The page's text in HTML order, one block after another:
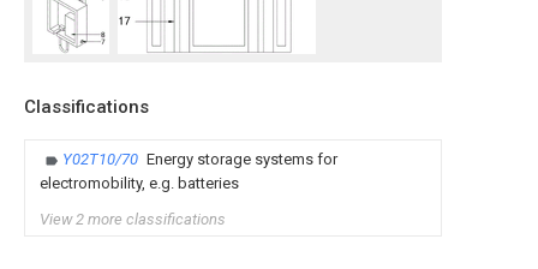
Classifications
Y02T10/70 Energy storage systems for
electromobility, e.g. batteries
View 2 more classifications